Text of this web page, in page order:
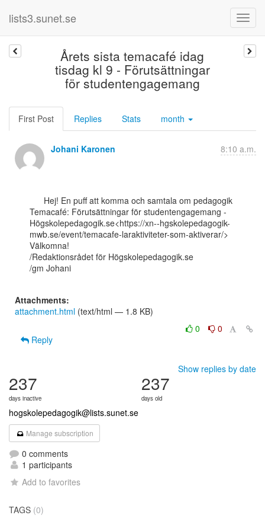
lists3.sunet.se
Årets sista temacafé idag
tisdag kl 9 - Förutsättningar
för studentengagemang
First Post Replies Stats month
Johani Karonen 8:10 a.m.
Temacafé: Förutsättningar för studentengagemang -
Högskolepedagogik.se<https://xn--hgskolepedagogik-
mwb.se/event/temacafe-laraktiviteter-som-aktiverar/>
Välkomna!
/Redaktionsrådet för Högskolepedagogik.se
/gm Johani
Attachments:
attachment.html (text/html — 1.8 KB)
0
0
Reply
Show replies by date
237
days inactive
237
days old
hogskolepedagogik@lists.sunet.se
Manage subscription
0 comments
1 participants
Add to favorites
TAGS (0)